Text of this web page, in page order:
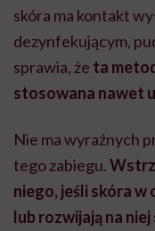
skóra ma kontakt
dezynfekującym,
sprawia, że ta
stosowana nawet
Nie ma wyraźnych
tego zabiegu.
niego, jeśli skóra
lub rozwijają na